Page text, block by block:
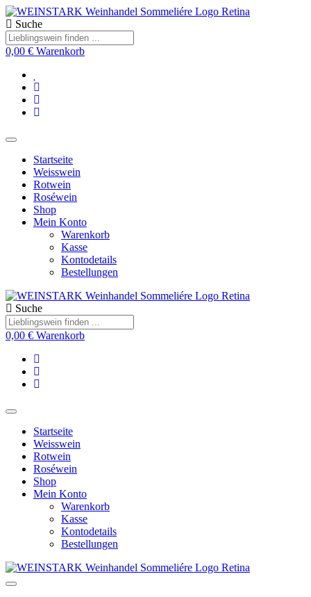
Suche
0,00 € Warenkorb
Startseite
Weisswein
Rotwein
Roséwein
Shop
Mein Konto
Warenkorb
Kasse
Kontodetails
Bestellungen
Suche
0,00 € Warenkorb
Startseite
Weisswein
Rotwein
Roséwein
Shop
Mein Konto
Warenkorb
Kasse
Kontodetails
Bestellungen